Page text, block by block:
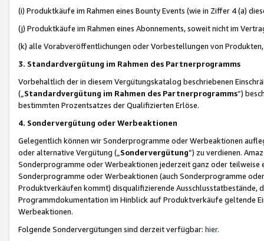
(i) Produktkäufe im Rahmen eines Bounty Events (wie in Ziffer 4 (a)
(j) Produktkäufe im Rahmen eines Abonnements, soweit nicht im
(k) alle Vorabveröffentlichungen oder Vorbestellungen von
3. Standardvergütung im Rahmen des Partnerprogramms
Vorbehaltlich der in diesem Vergütungskatalog beschriebenen
(„ Standardvergütung im Rahmen des Partnerprogramms“)
bestimmten Prozentsatzes der Qualifizierten Erlöse.
4. Sondervergütung oder Werbeaktionen
Gelegentlich können wir Sonderprogramme oder Werbeaktionen
oder alternative Vergütung („ Sondervergütung”) zu verdienen.
Sonderprogramme oder Werbeaktionen jederzeit ganz oder
Sonderprogramme oder Werbeaktionen (auch Sonderprogramme
Produktverkäufen kommt) disqualifizierende Ausschlusstatbestände,
Programmdokumentation im Hinblick auf Produktverkäufe geltende
Werbeaktionen.
Folgende Sondervergütungen sind derzeit verfügbar: hier.